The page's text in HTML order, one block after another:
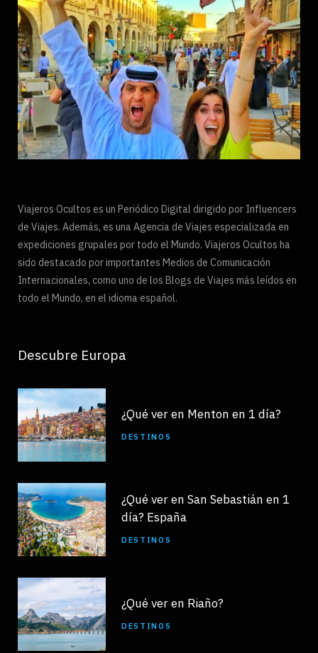
Viajeros Ocultos es un Periódico Digital dirigido por Influencers
de Viajes. Además, es una Agencia de Viajes especializada en
expediciones grupales por todo el Mundo. Viajeros Ocultos ha
sido destacado por importantes Medios de Comunicación
Internacionales, como uno de los Blogs de Viajes más leídos en
todo el Mundo, en el idioma español.
Descubre Europa
¿Qué ver en Menton en 1 día?
DESTINOS
¿Qué ver en San Sebastián en 1
día? España
DESTINOS
¿Qué ver en Riaño?
DESTINOS